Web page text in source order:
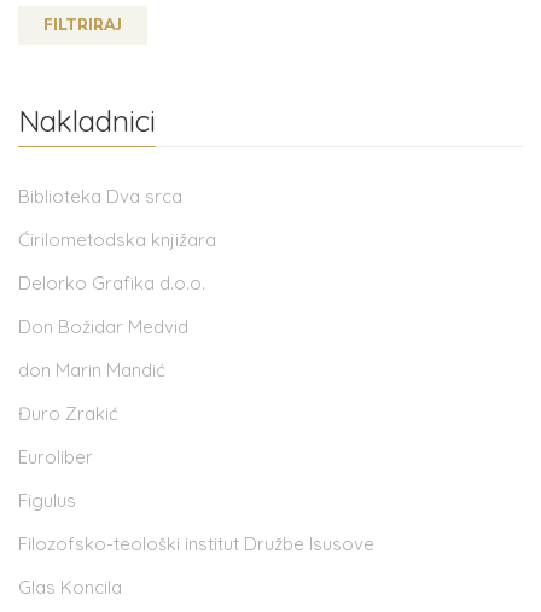
FILTRIRAJ
Nakladnici
Biblioteka Dva srca
Ćirilometodska knjižara
Delorko Grafika d.o.o.
Don Božidar Medvid
don Marin Mandić
Đuro Zrakić
Euroliber
Figulus
Filozofsko-teološki institut Družbe Isusove
Glas Koncila